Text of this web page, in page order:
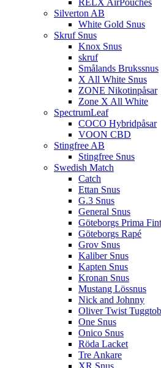
RELX AirPouches
Silverton AB
White Gold Snus
Skruf Snus
Knox Snus
skruf
Smålands Brukssnus
X All White Snus
ZONE Nikotinpåsar
Zone X All White
SpectrumLeaf
COCO Hybridpåsar
VOON CBD
Stingfree AB
Stingfree Snus
Swedish Match
Catch
Ettan Snus
G.3 Snus
General Snus
Göteborgs Prima Fint
Göteborgs Rapé
Grov Snus
Kaliber Snus
Kapten Snus
Kronan Snus
Mustang Lössnus
Nick and Johnny
Oliver Twist
One Snus
Onico Snus
Röda Lacket
Tre Ankare
XR Snus